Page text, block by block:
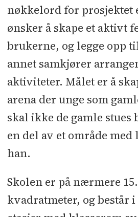
EpoxybelegglOslo
PKS Industri l
EngineeringlProbadl
Radonmannenl
Safetyrespect lSH Bygg
Betong
Commercial Bramo
Øst
Betongsagingl
Fasadeteknikkl
Verksted
nøkkelord for prosjektet
ønsker å skape et aktivt
brukerne, og legge opp
annet samkjører
aktiviteter. Målet er å
arena der unge som
skal ikke de gamle
en del av et område
han.
Skolen er på nærmere
kvadratmeter, og består